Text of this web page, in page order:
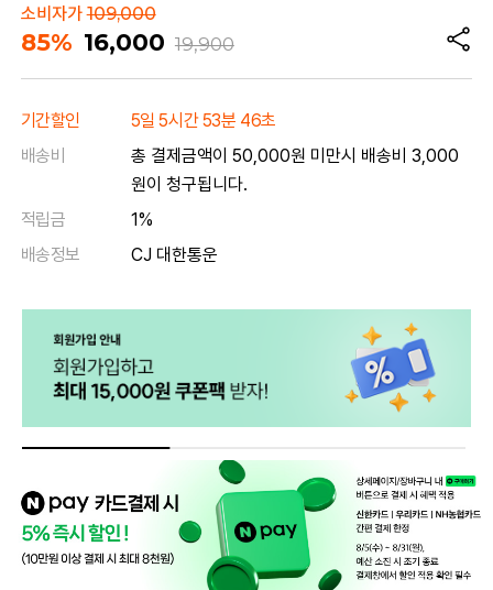
소비자가109,000
85% 16,000 19,900
기간할인
5일 5시간 53분 46초
배송비
총 결제금액이 50,000원 미만시 배송비 3,000
원이 청구됩니다.
적립금
1%
배송정보
CJ 대한통운